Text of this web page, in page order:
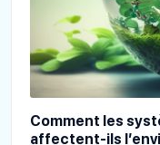
Comment les
affectent-ils